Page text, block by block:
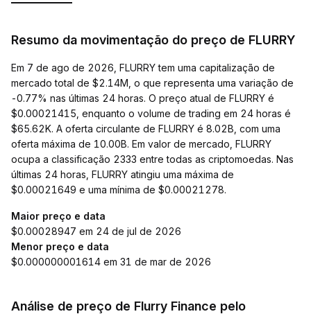
Resumo da movimentação do preço de FLURRY
Em 7 de ago de 2026, FLURRY tem uma capitalização de
mercado total de $2.14M, o que representa uma variação de
-0.77% nas últimas 24 horas. O preço atual de FLURRY é
$0.00021415, enquanto o volume de trading em 24 horas é
$65.62K. A oferta circulante de FLURRY é 8.02B, com uma
oferta máxima de 10.00B. Em valor de mercado, FLURRY
ocupa a classificação 2333 entre todas as criptomoedas. Nas
últimas 24 horas, FLURRY atingiu uma máxima de
$0.00021649 e uma mínima de $0.00021278.
Maior preço e data
$0.00028947 em 24 de jul de 2026
Menor preço e data
$0.000000001614 em 31 de mar de 2026
Análise de preço de Flurry Finance pelo